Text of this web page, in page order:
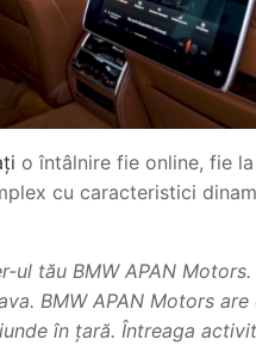
o întâlnire fie online, fie
cu caracteristici
ul tău BMW APAN
BMW APAN Motors
în țară. Întreaga